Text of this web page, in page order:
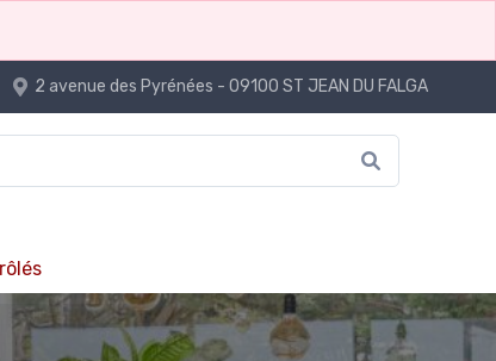
2 avenue des Pyrénées - 09100 ST JEAN DU FALGA